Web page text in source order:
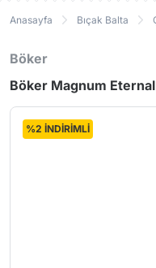
Anasayfa Bıçak Balta
Böker
Böker Magnum Eternal
%2 İNDİRİMLİ